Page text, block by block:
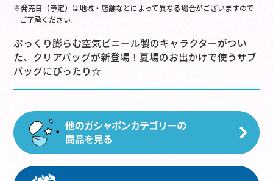
※発売日（予定）は地域・店舗などによって異なる場合がございますので
ご了承ください。
ぷっくり膨らむ空気ビニール製のキャラクターがつい
た、クリアバッグが新登場！夏場のお出かけで使うサブ
バッグにぴったり☆